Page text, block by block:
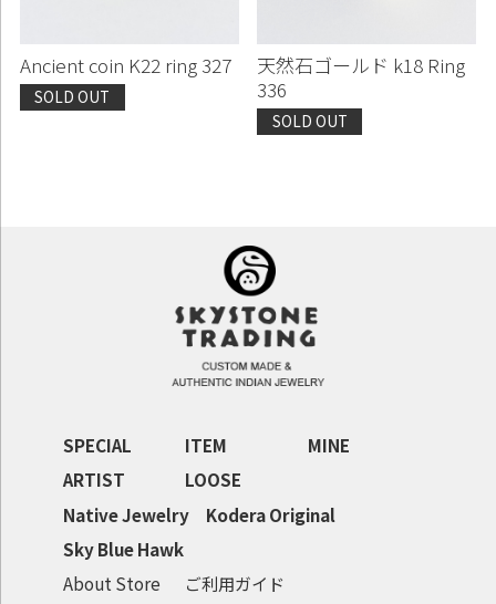
Ancient coin K22 ring 327
SOLD OUT
天然石ゴールド k18 Ring
336
SOLD OUT
SPECIAL ITEM
MINE
ARTIST
LOOSE
Native Jewelry
Kodera Original
Sky Blue Hawk
About Store
ご利用ガイド